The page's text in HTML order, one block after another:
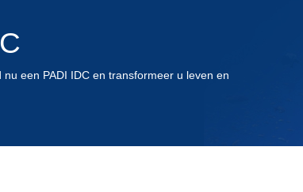
een PADI IDC en transformeer u leven en